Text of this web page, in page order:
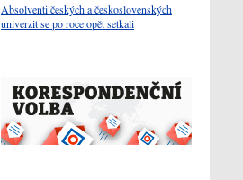
Absolventi českých a československých
univerzit se po roce opět setkali